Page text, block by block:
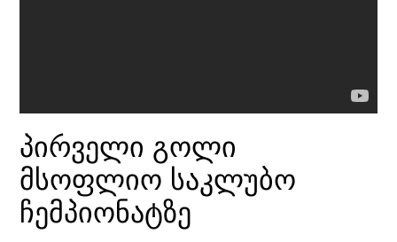
პირველი გოლი
მსოფლიო საკლუბო
ჩემპიონატზე